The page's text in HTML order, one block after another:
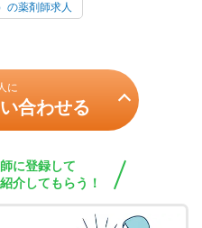
の薬剤師求人
に
合わせる
に登録して
介してもらう！